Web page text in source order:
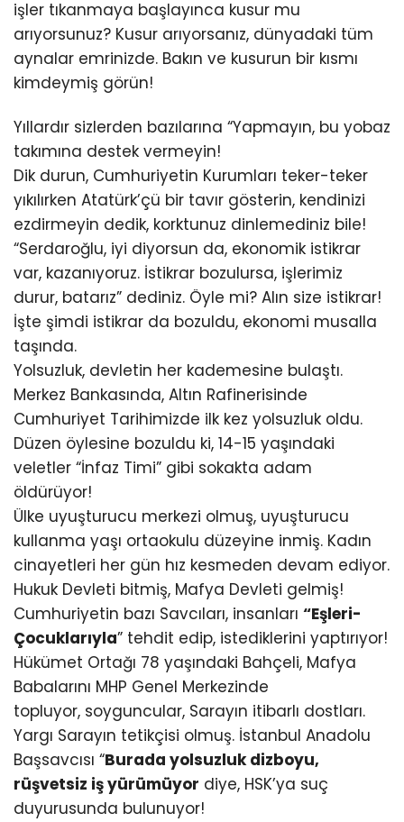
işler tıkanmaya başlayınca kusur mu
arıyorsunuz? Kusur arıyorsanız, dünyadaki tüm
aynalar emrinizde. Bakın ve kusurun bir kısmı
kimdeymiş görün!
Yıllardır sizlerden bazılarına “Yapmayın, bu yobaz
takımına destek vermeyin!
Dik durun, Cumhuriyetin Kurumları teker-teker
yıkılırken Atatürk’çü bir tavır gösterin, kendinizi
ezdirmeyin dedik, korktunuz dinlemediniz bile!
“Serdaroğlu, iyi diyorsun da, ekonomik istikrar
var, kazanıyoruz. İstikrar bozulursa, işlerimiz
durur, batarız” dediniz. Öyle mi? Alın size istikrar!
İşte şimdi istikrar da bozuldu, ekonomi musalla
taşında.
Yolsuzluk, devletin her kademesine bulaştı.
Merkez Bankasında, Altın Rafinerisinde
Cumhuriyet Tarihimizde ilk kez yolsuzluk oldu.
Düzen öylesine bozuldu ki, 14-15 yaşındaki
veletler “İnfaz Timi” gibi sokakta adam
öldürüyor!
Ülke uyuşturucu merkezi olmuş, uyuşturucu
kullanma yaşı ortaokulu düzeyine inmiş. Kadın
cinayetleri her gün hız kesmeden devam ediyor.
Hukuk Devleti bitmiş, Mafya Devleti gelmiş!
Cumhuriyetin bazı Savcıları, insanları “Eşleri-
Çocuklarıyla” tehdit edip, istediklerini yaptırıyor!
Hükümet Ortağı 78 yaşındaki Bahçeli, Mafya
Babalarını MHP Genel Merkezinde
topluyor, soyguncular, Sarayın itibarlı dostları.
Yargı Sarayın tetikçisi olmuş. İstanbul Anadolu
Başsavcısı “Burada yolsuzluk dizboyu,
rüşvetsiz iş yürümüyor diye, HSK’ya suç
duyurusunda bulunuyor!